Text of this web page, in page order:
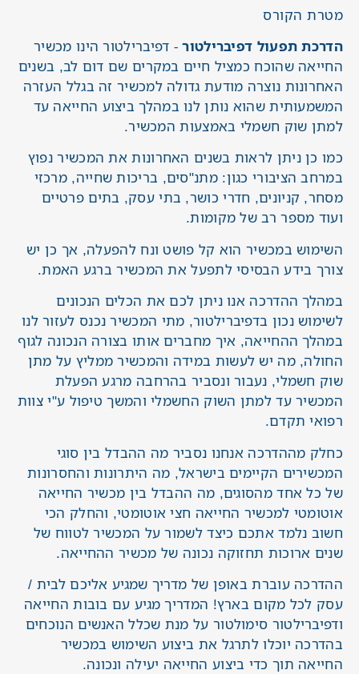
מטרת הקורס
הדרכת תפעול דפיברילטור- דפיברילטור הינו מכשיר
החייאה שהוכח כמציל חיים במקרים שם דום לב, בשנים
האחרונות נוצרה מודעת גדולה למכשיר זה בגלל העזרה
המשמעותית שהוא נותן לנו במהלך ביצוע החייאה עד
למתן שוק חשמלי באמצעות המכשיר.
כמו כן ניתן לראות בשנים האחרונות את המכשיר נפוץ
במרחב הציבורי כגון: מתנ"סים, בריכות שחייה, מרכזי
מסחר, קניונים, חדרי כושר, בתי עסק, בתים פרטיים
ועוד מספר רב של מקומות.
השימוש במכשיר הוא קל פושט ונח להפעלה, אך כן יש
צורך בידע הבסיסי לתפעל את המכשיר ברגע האמת.
במהלך ההדרכה אנו ניתן לכם את הכלים הנכונים
לשימוש נכון בדפיברילטור, מתי המכשיר נכנס לעזור לנו
במהלך ההחייאה, איך מחברים אותו בצורה הנכונה לגוף
החולה, מה יש לעשות במידה והמכשיר ממליץ על מתן
שוק חשמלי, נעבור ונסביר בהרחבה מרגע הפעלת
המכשיר עד למתן השוק החשמלי והמשך טיפול ע"י צוות
רפואי תקדם.
כחלק מההדרכה אנחנו נסביר מה ההבדל בין סוגי
המכשירים הקיימים בישראל, מה היתרונות והחסרונות
של כל אחד מהסוגים, מה ההבדל בין מכשיר החייאה
אוטומטי למכשיר החייאה חצי אוטומטי, והחלק הכי
חשוב נלמד אתכם כיצד לשמור על המכשיר לטווח של
שנים ארוכות תחזוקה נכונה של מכשיר ההחייאה.
ההדרכה עוברת באופן של מדריך שמגיע אליכם לבית /
עסק לכל מקום בארץ! המדריך מגיע עם בובות החייאה
ודפיברילטור סימולטור על מנת שכלל האנשים הנוכחים
בהדרכה יוכלו לתרגל את ביצוע השימוש במכשיר
החייאה תוך כדי ביצוע החייאה יעילה ונכונה.